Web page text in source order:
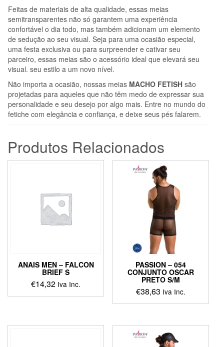
Feitas de materiais de alta qualidade, essas meias
semitransparentes não só garantem uma experiência
confortável o dia todo, mas também adicionam um elemento
de sedução ao seu visual. Seja para uma ocasião especial,
uma festa exclusiva ou para surpreender e cativar seu
parceiro, essas meias são o acessório ideal que elevará seu
visual. seu estilo a um novo nível.
Não importa a ocasião, nossas meias MACHO FETISH são
projetadas para aqueles que não têm medo de expressar sua
personalidade e seu desejo por algo mais. Entre no mundo do
fetiche com elegância e confiança, e deixe seus pés falarem.
Produtos Relacionados
ANAIS MEN – FALCON
BRIEF S
€14,32 Iva Inc.
This
multiple
PASSION – 054
CONJUNTO OSCAR
PRETO S/M
€38,63 Iva Inc.
This
has
multiple